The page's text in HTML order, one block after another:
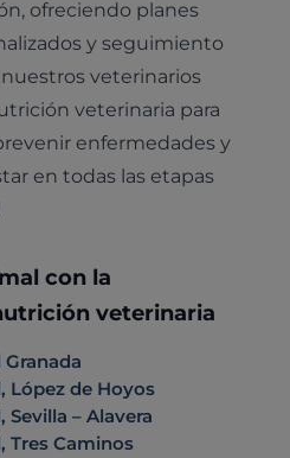
ofreciendo planes
y seguimiento
veterinarios
veterinaria para
enfermedades y
en todas las etapas
con la
veterinaria
López de Hoyos
Sevilla – Alavera
Tres Caminos